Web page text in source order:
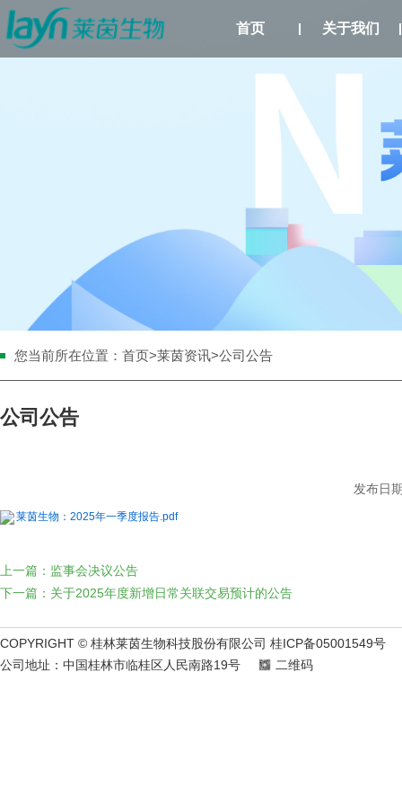
首页 关于我们
您当前所在位置： 首页>莱茵资讯>公司公告
公司公告
发布日
莱茵生物：2025年一季度报告.pdf
上一篇：监事会决议公告
下一篇：关于2025年度新增日常关联交易预计的公告
COPYRIGHT © 桂林莱茵生物科技股份有限公司 桂ICP备05001549号
公司地址：中国桂林市临桂区人民南路19号
二维码